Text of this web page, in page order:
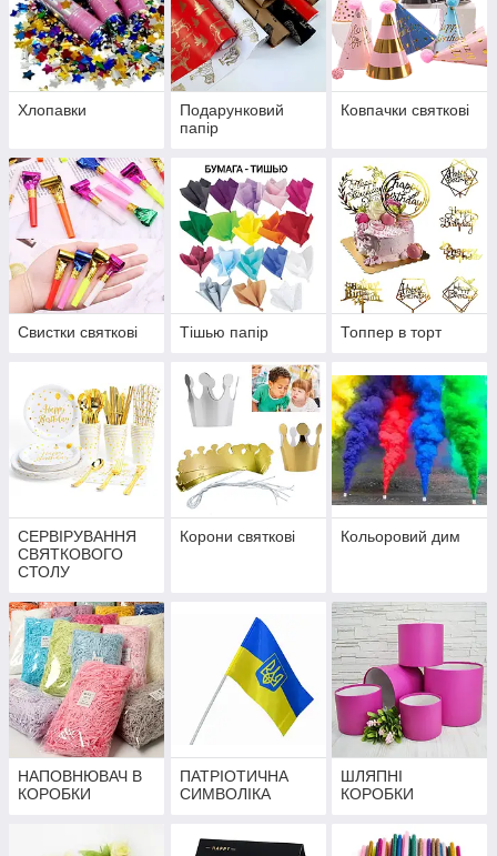
Хлопавки
Подарунковий
папір
Ковпачки святкові
Свистки святкові Тішью папір Топпер в торт
СЕРВІРУВАННЯ
СВЯТКОВОГО
СТОЛУ
Корони святкові Кольоровий дим
НАПОВНЮВАЧ В
КОРОБКИ
ПАТРІОТИЧНА
СИМВОЛІКА
ШЛЯПНІ
КОРОБКИ